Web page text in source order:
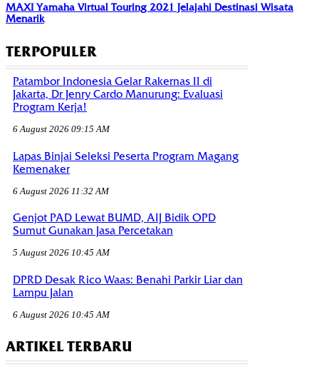
MAXI Yamaha Virtual Touring 2021 Jelajahi Destinasi Wisata
Menarik
TERPOPULER
Patambor Indonesia Gelar Rakernas II di
Jakarta, Dr Jenry Cardo Manurung: Evaluasi
Program Kerja!
6 August 2026 09:15 AM
Lapas Binjai Seleksi Peserta Program Magang
Kemenaker
6 August 2026 11:32 AM
Genjot PAD Lewat BUMD, AIJ Bidik OPD
Sumut Gunakan Jasa Percetakan
5 August 2026 10:45 AM
DPRD Desak Rico Waas: Benahi Parkir Liar dan
Lampu Jalan
6 August 2026 10:45 AM
ARTIKEL TERBARU